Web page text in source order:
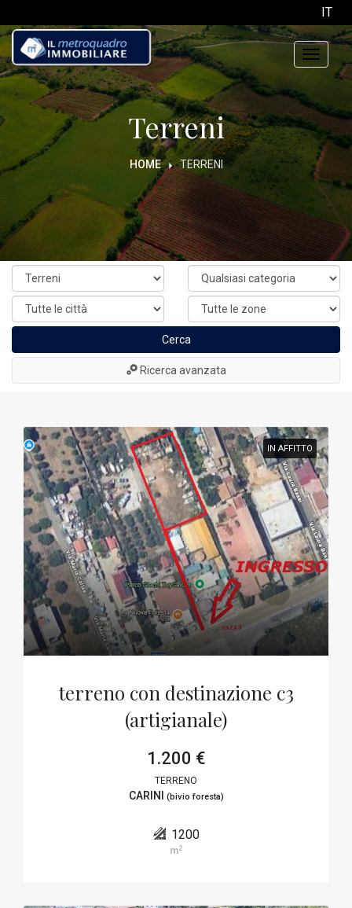
IT
Toggle
Terreni
HOME TERRENI
Cerca
Ricerca avanzata
IN AFFITTO
terreno con destinazione c3
(artigianale)
1.200 €
TERRENO
CARINI (bivio foresta)
1200
m2